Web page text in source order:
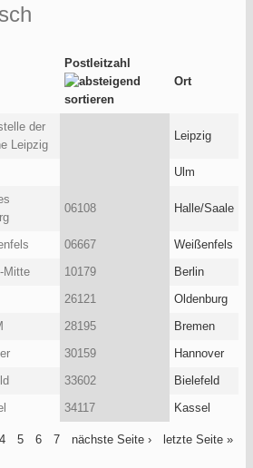
Postleitzahl
Ort
der
Leipzig
Leipzig
Ulm
06108 Halle/Saale
06667
Weißenfels
Mitte
10179
Berlin
26121
Oldenburg
28195
Bremen
30159
Hannover
33602
Bielefeld
34117 Kassel
4 5 6 7 nächste Seite › letzte Seite »